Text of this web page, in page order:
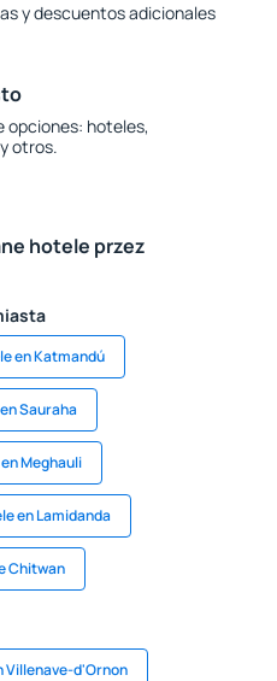
y descuentos adicionales
opciones: hoteles,
otros.
hotele przez
en Katmandú
Sauraha
Meghauli
en Lamidanda
Chitwan
Villenave-d'Ornon